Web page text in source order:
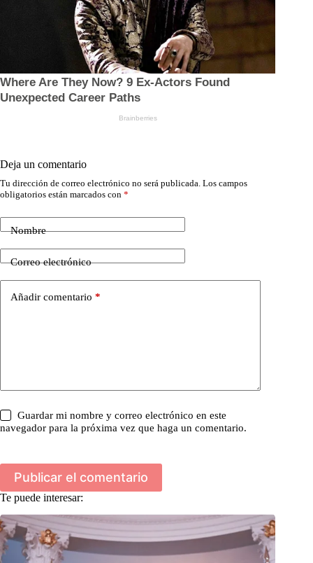
Deja un comentario
Tu dirección de correo electrónico no será publicada. Los campos
obligatorios están marcados con *
Nombre
Correo electrónico
Añadir comentario *
Guardar mi nombre y correo electrónico en este
navegador para la próxima vez que haga un comentario.
Publicar el comentario
Te puede interesar: